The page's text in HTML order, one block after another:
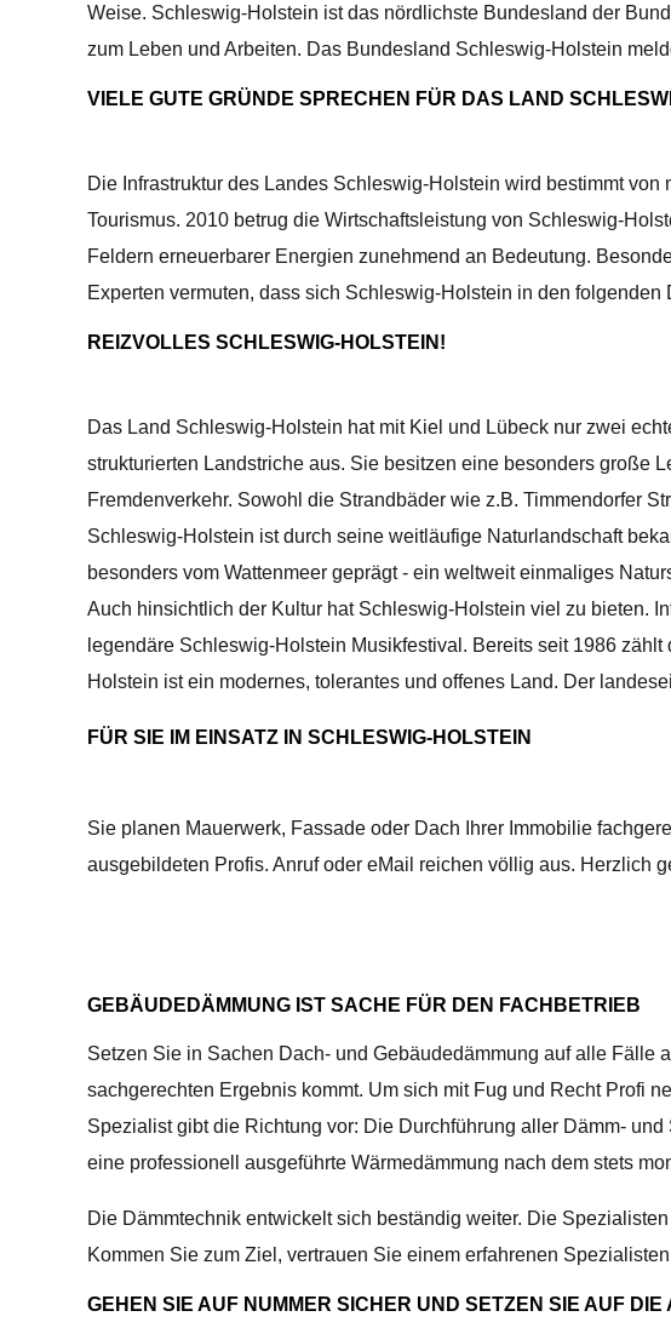
Weise. Schleswig-Holstein ist das nördlichste Bundesland der
zum Leben und Arbeiten. Das Bundesland Schleswig-Holstein
VIELE GUTE GRÜNDE SPRECHEN FÜR DAS LAND
Die Infrastruktur des Landes Schleswig-Holstein wird bestimmt
Tourismus. 2010 betrug die Wirtschaftsleistung von Schleswig-
Feldern erneuerbarer Energien zunehmend an Bedeutung.
Experten vermuten, dass sich Schleswig-Holstein in den
REIZVOLLES SCHLESWIG-HOLSTEIN!
Das Land Schleswig-Holstein hat mit Kiel und Lübeck nur zwei
strukturierten Landstriche aus. Sie besitzen eine besonders große
Fremdenverkehr. Sowohl die Strandbäder wie z.B. Timmendorfer
Schleswig-Holstein ist durch seine weitläufige Naturlandschaft
besonders vom Wattenmeer geprägt - ein weltweit einmaliges
Auch hinsichtlich der Kultur hat Schleswig-Holstein viel zu bieten.
legendäre Schleswig-Holstein Musikfestival. Bereits seit 1986
Holstein ist ein modernes, tolerantes und offenes Land. Der
FÜR SIE IM EINSATZ IN SCHLESWIG-HOLSTEIN
Sie planen Mauerwerk, Fassade oder Dach Ihrer Immobilie
ausgebildeten Profis. Anruf oder eMail reichen völlig aus. Herzlich
GEBÄUDEDÄMMUNG IST SACHE FÜR DEN FACHBETRIEB
Setzen Sie in Sachen Dach- und Gebäudedämmung auf alle Fälle
sachgerechten Ergebnis kommt. Um sich mit Fug und Recht Profi
Spezialist gibt die Richtung vor: Die Durchführung aller Dämm-
eine professionell ausgeführte Wärmedämmung nach dem stets
Die Dämmtechnik entwickelt sich beständig weiter. Die
Kommen Sie zum Ziel, vertrauen Sie einem erfahrenen
GEHEN SIE AUF NUMMER SICHER UND SETZEN SIE AUF